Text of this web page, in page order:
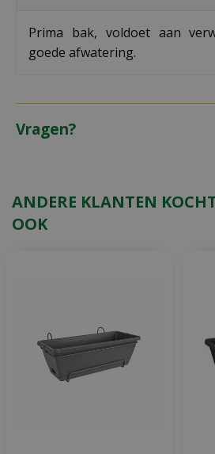
Prima bak, voldoet aan
goede afwatering.
Vragen?
ANDERE KLANTEN
OOK